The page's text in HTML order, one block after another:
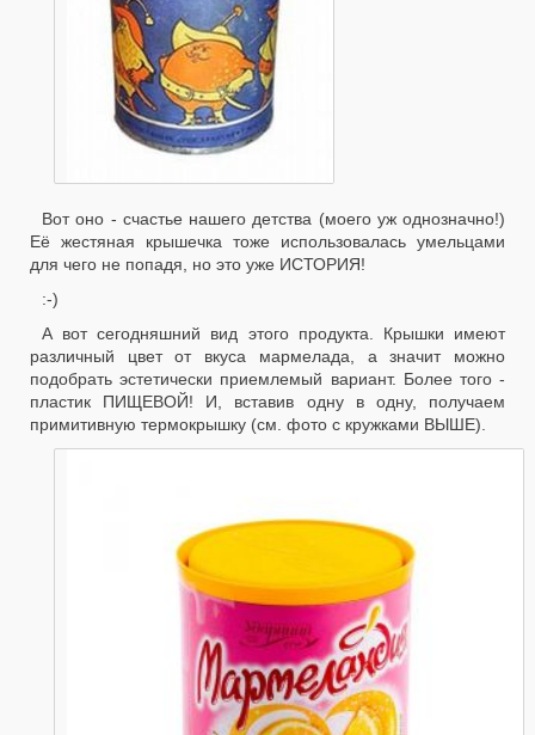
Вот оно - счастье нашего детства (моего уж однозначно!)
Её жестяная крышечка тоже использовалась умельцами
для чего не попадя, но это уже ИСТОРИЯ!
:-)
А вот сегодняшний вид этого продукта. Крышки имеют
различный цвет от вкуса мармелада, а значит можно
подобрать эстетически приемлемый вариант. Более того -
пластик ПИЩЕВОЙ! И, вставив одну в одну, получаем
примитивную термокрышку (см. фото с кружками ВЫШЕ).